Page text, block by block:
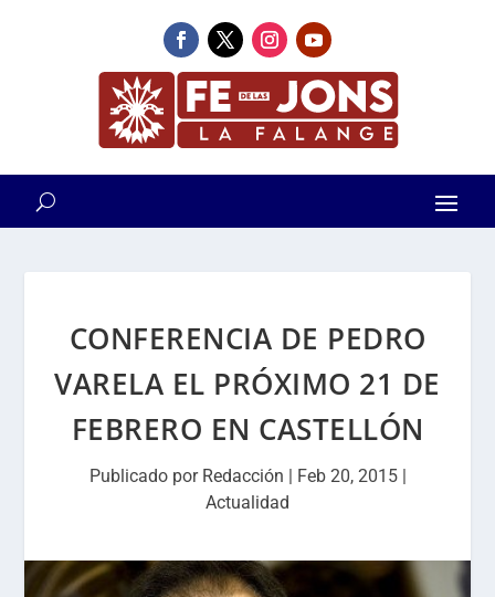
CONFERENCIA DE PEDRO
VARELA EL PRÓXIMO 21 DE
FEBRERO EN CASTELLÓN
Publicado por Redacción | Feb 20, 2015|
Actualidad